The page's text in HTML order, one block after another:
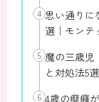
4 思い通りに
選｜モンテ
5 魔の三歳児
と対処法5
6 4歳の癇癪